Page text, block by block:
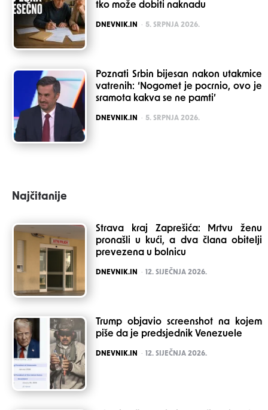
tko može dobiti naknadu
POSTED
DNEVNIK.IN 5. SRPNJA 2026.
Poznati Srbin bijesan nakon utakmice
vatrenih: ‘Nogomet je pocrnio, ovo je
sramota kakva se ne pamti’
POSTED
DNEVNIK.IN 5. SRPNJA 2026.
Najčitanije
Strava kraj Zaprešića: Mrtvu ženu
pronašli u kući, a dva člana obitelji
prevezena u bolnicu
POSTED
DNEVNIK.IN 12. SIJEČNJA 2026.
Trump objavio screenshot na kojem
piše da je predsjednik Venezuele
POSTED
DNEVNIK.IN 12. SIJEČNJA 2026.